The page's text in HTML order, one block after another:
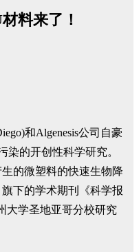
料来了！
和Algenesis公司自豪
染的开创性科学研究。
的微塑料的快速生物降
下的学术期刊《科学报
大学圣地亚哥分校研究